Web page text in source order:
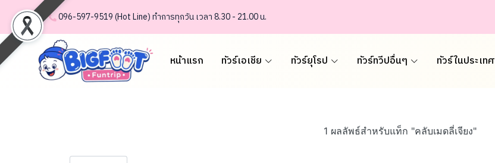
....... .096-597-95 19 (Hot Line) ทำการทุกวัน เวลา 8.30 - 21.00 น.
หน้าแรก ทัวร์เอเชีย ทัวร์ยุโรป ทัวร์ทวีปอื่นๆ ทัวร์ในประเทศ
1 ผลลัพธ์สำหรับแท็ก "คลับเมดลี่เจียง"